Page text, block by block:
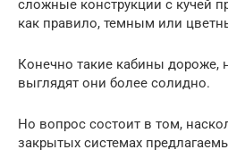
сложные конструкции с кучей
как правило, темным или
Конечно такие кабины дороже,
выглядят они более солидно.
Но вопрос состоит в том,
закрытых системах